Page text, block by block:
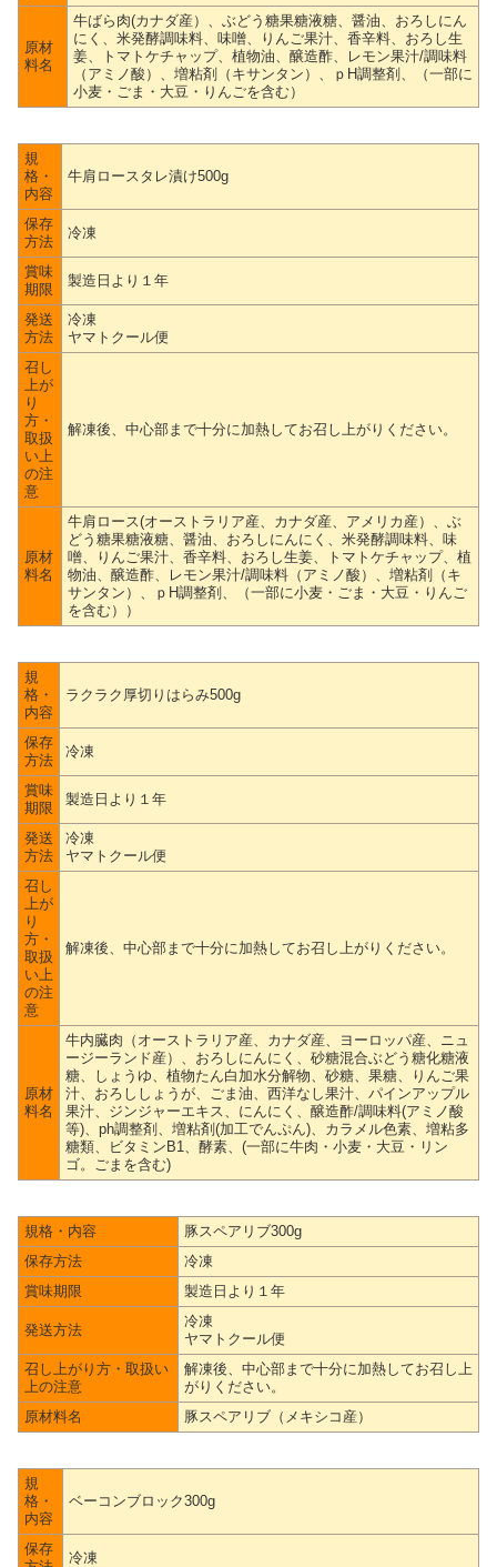
原材
料名
牛ばら肉(カナダ産）、ぶどう糖果糖液糖、醤油、おろしにん
にく、米発酵調味料、味噌、りんご果汁、香辛料、おろし生
姜、トマトケチャップ、植物油、醸造酢、レモン果汁/調味料
（アミノ酸）、増粘剤（キサンタン）、ｐH調整剤、（一部に
小麦・ごま・大豆・りんごを含む）
規
格・
内容
牛肩ロースタレ漬け500g
保存
方法
冷凍
賞味
期限
製造日より１年
発送
方法
冷凍
ヤマトクール便
召し
上が
り
方・
取扱
い上
の注
意
解凍後、中心部まで十分に加熱してお召し上がりください。
原材
料名
牛肩ロース(オーストラリア産、カナダ産、アメリカ産）、ぶ
どう糖果糖液糖、醤油、おろしにんにく、米発酵調味料、味
噌、りんご果汁、香辛料、おろし生姜、トマトケチャップ、植
物油、醸造酢、レモン果汁/調味料（アミノ酸）、増粘剤（キ
サンタン）、ｐH調整剤、（一部に小麦・ごま・大豆・りんご
を含む））
規
格・
内容
ラクラク厚切りはらみ500g
保存
方法
冷凍
賞味
期限
製造日より１年
発送
方法
冷凍
ヤマトクール便
召し
上が
り
方・
取扱
い上
の注
意
解凍後、中心部まで十分に加熱してお召し上がりください。
原材
料名
牛内臓肉（オーストラリア産、カナダ産、ヨーロッパ産、ニュ
ージーランド産）、おろしにんにく、砂糖混合ぶどう糖化糖液
糖、しょうゆ、植物たん白加水分解物、砂糖、果糖、りんご果
汁、おろししょうが、ごま油、西洋なし果汁、パインアップル
果汁、ジンジャーエキス、にんにく、醸造酢/調味料(アミノ酸
等)、ph調整剤、増粘剤(加工でんぷん)、カラメル色素、増粘多
糖類、ビタミンB1、酵素、(一部に牛肉・小麦・大豆・リン
ゴ。ごまを含む)
規格・内容
豚スペアリブ300g
保存方法
冷凍
賞味期限
製造日より１年
発送方法
冷凍
ヤマトクール便
召し上がり方・取扱い
上の注意
解凍後、中心部まで十分に加熱してお召し上
がりください。
原材料名
豚スペアリブ（メキシコ産）
規
格・
内容
ベーコンブロック300g
保存
冷凍